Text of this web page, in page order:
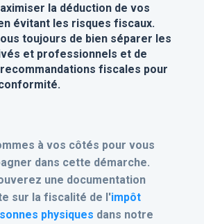
la déduction de vos
évitant les risques fiscaux.
toujours de bien séparer les
et professionnels et de
fiscales pour
à vos côtés pour vous
dans cette démarche.
une documentation
sur la fiscalité de l'impôt
physiques dans notre